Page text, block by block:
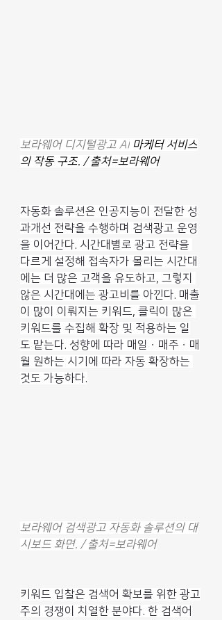
보라웨어 디지털광고 AI 마케터 서비스
의 작동 구조. / 출처=보라웨어
자동화 솔루션은 인공지능이 전달한 성
과개선 전략을 수행하며 검색광고 운영
을 이어간다. 시간대별로 광고 전략을
다르게 설정해 접속자가 몰리는 시간대
에는 더 많은 고객을 유도하고, 그렇지
않은 시간대에는 광고비를 아낀다. 매출
이 많이 이뤄지는 키워드, 클릭이 많은
키워드를 수집해 확장 및 적용하는 일
도 맡는다. 성향에 따라 매일ㆍ매주ㆍ매
월 원하는 시기에 따라 자동 확장하는
것도 가능하다.
보라웨어 검색광고 자동화 솔루션의 대
시보드 화면. / 출처=보라웨어
키워드 입찰은 검색어 확보를 위한 광고
주의 경쟁이 치열한 분야다. 한 검색어